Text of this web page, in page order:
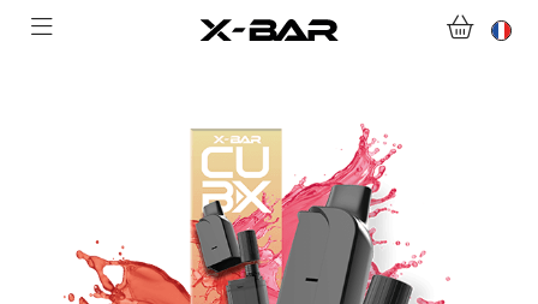
NOUS CONTACTER
FOIRE AUX QUESTIONS